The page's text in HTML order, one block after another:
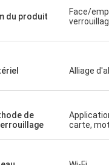
du produit
Face/
Alliage
de
carte,